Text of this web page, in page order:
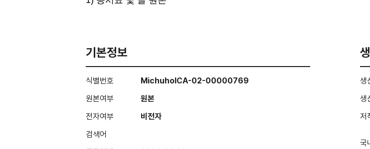
기본정보
식별번호
MichuholCA-02-00000769
원본여부
원본
전자여부
비전자
검색어
생
생
저
국